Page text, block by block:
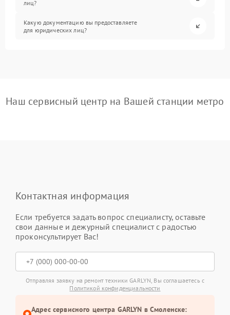
лиц?
Какую документацию вы предоставляете
для юридических лиц?
Наш сервисный центр на Вашей станции метро
Контактная информация
Если требуется задать вопрос специалисту, оставьте
свои данные и дежурный специалист с радостью
проконсультирует Вас!
Отправляя заявку на ремонт техники GARLYN, Вы соглашаетесь с
Политикой конфиденциальности
Адрес сервисного центра GARLYN в Смоленске: